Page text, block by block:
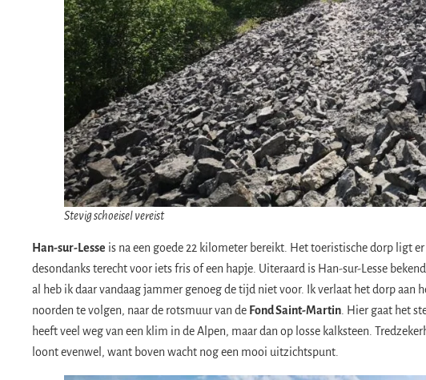
Stevig schoeisel vereist
Han-sur-Lesse is na een goede 22 kilometer bereikt. Het toeristische dorp ligt
desondanks terecht voor iets fris of een hapje. Uiteraard is Han-sur-Lesse
al heb ik daar vandaag jammer genoeg de tijd niet voor. Ik verlaat het dorp aan
noorden te volgen, naar de rotsmuur van de Fond Saint-Martin . Hier gaat het
heeft veel weg van een klim in de Alpen, maar dan op losse kalksteen.
loont evenwel, want boven wacht nog een mooi uitzichtspunt.